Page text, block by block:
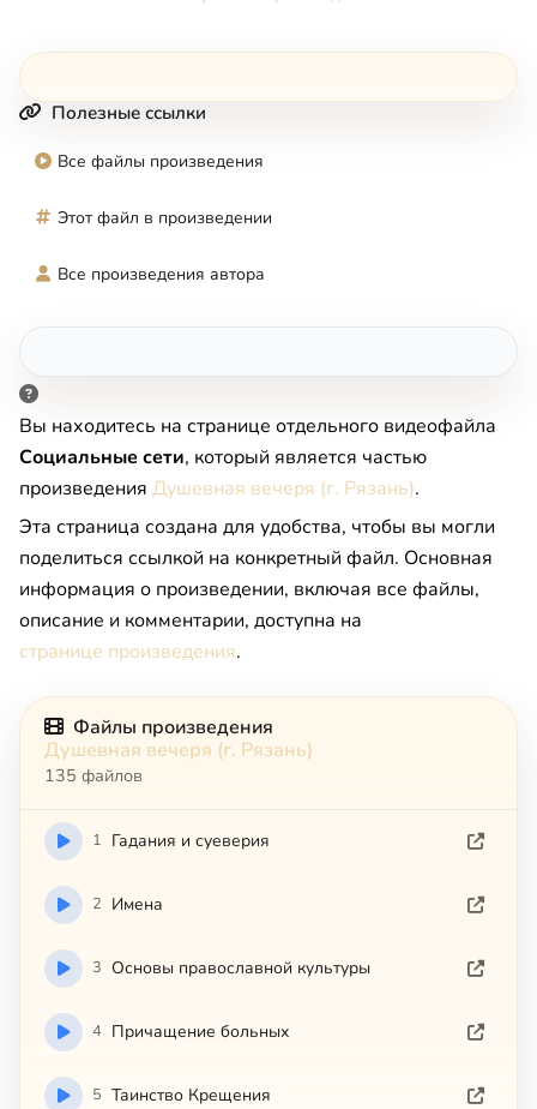
Полезные ссылки
Все файлы произведения
Этот файл в произведении
Все произведения автора
Вы находитесь на странице отдельного видеофайла
Социальные сети, который является частью
произведения Душевная вечеря (г. Рязань).
Эта страница создана для удобства, чтобы вы могли
поделиться ссылкой на конкретный файл. Основная
информация о произведении, включая все файлы,
описание и комментарии, доступна на
странице произведения.
Файлы произведения
Душевная вечеря (г. Рязань)
135 файлов
1 Гадания и суеверия
2 Имена
3 Основы православной культуры
4 Причащение больных
5 Таинство Крещения